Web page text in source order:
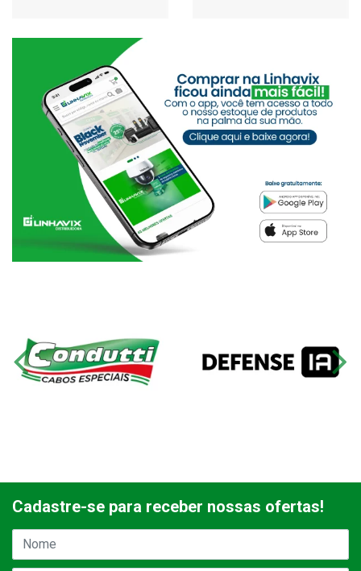
Cadastre-se para receber nossas ofertas!